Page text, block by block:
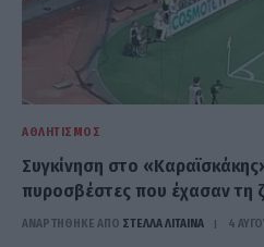
ΑΘΛΗΤΙΣΜΌΣ
Συγκίνηση στο
πυροσβέστες που έχασαν τη
ΑΝΑΡΤΗΘΗΚΕ ΑΠΟ ΣΤΈΛΛΑ ΛΊΤΑΙΝΑ 4